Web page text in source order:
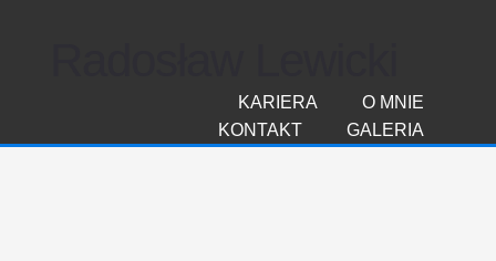
O MNIE
KARIERA
GALERIA
KONTAKT